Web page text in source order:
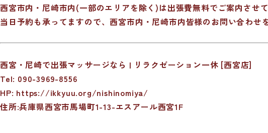
西宮市内・尼崎市内(一部のエリアを除く)は出張費無料でご案内させ
当日予約も承ってますので、西宮市内・尼崎市内皆様のお問い合わせ
西宮・尼崎で出張マッサージなら | リラクゼーション一休 [西宮店]
Tel: 090-3969-8556
HP: https://ikkyuu.org/nishinomiya/
住所:兵庫県西宮市馬場町1-13-エスアール西宮1F